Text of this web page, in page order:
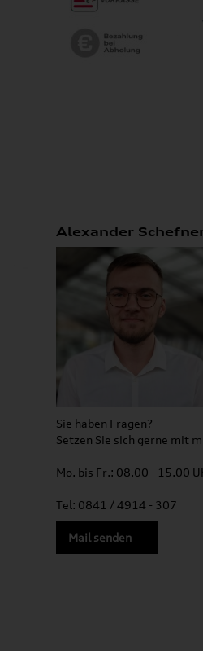
Alexander
Sie haben Fragen?
Setzen Sie sich gerne mit
Mo. bis Fr.: 08.00 - 15.00
Tel: 0841 / 4914 - 307
Mail senden